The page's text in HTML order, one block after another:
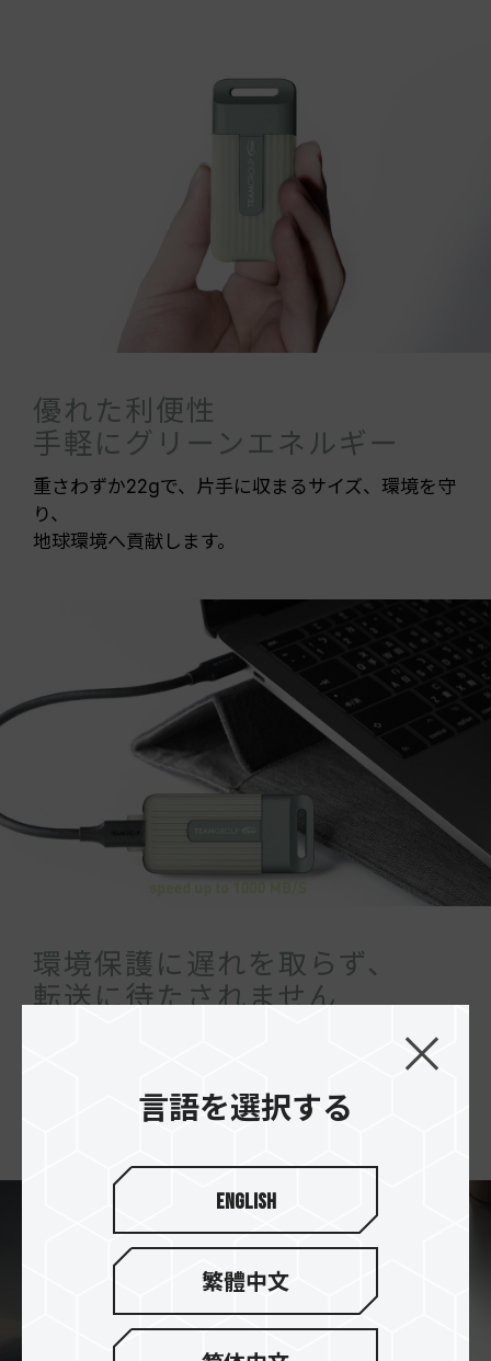
優れた利便性
手軽にグリーンエネルギー
重さわずか22gで、片手に収まるサイズ、環境を守
り、
地球環境へ貢献します。
環境保護に遅れを取らず、
転送に待たされません
エコ素材の筐体設計で、毎秒最大1,000MBの転送
環境に優しく、高速な保存を楽しむことができま
言語を選択する
English
繁體中文